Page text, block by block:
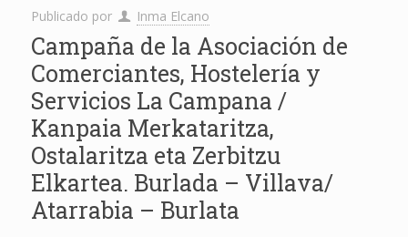
Publicado por Inma Elcano
Campaña de la Asociación de
Comerciantes, Hostelería y
Servicios La Campana /
Kanpaia Merkataritza,
Ostalaritza eta Zerbitzu
Elkartea. Burlada – Villava/
Atarrabia – Burlata